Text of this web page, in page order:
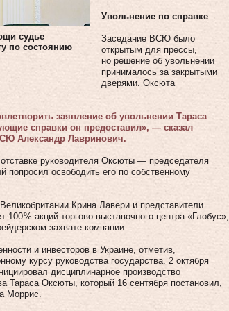
судье
по состоянию
Увольнение по справке
Заседание ВСЮ было
открытым для прессы,
но решение об увольнении
принималось за закрытыми
дверями. Оксюта
заявление об увольнении Тараса
справки он предоставил», — сказал
Александр Лавринович.
руководителя Оксюты — председателя
попросил освободить его по собственному
Крина Лавери и представители
% акций торгово-выставочного центра «Глобус»,
захвате компании.
и инвесторов в Украине, отметив,
курсу руководства государства. 2 октября
дисциплинарное производство
Тараса Оксюты, который 16 сентября постановил,
Моррис.